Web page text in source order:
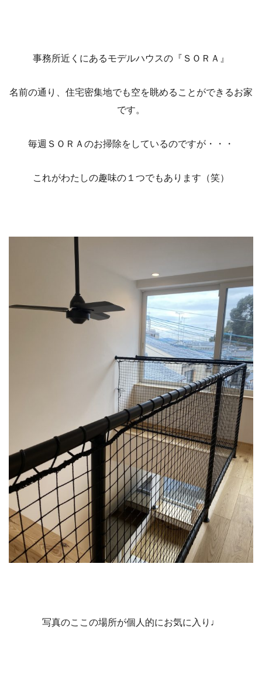
事務所近くにあるモデルハウスの『ＳＯＲＡ』
名前の通り、住宅密集地でも空を眺めることができるお家
です。
毎週ＳＯＲＡのお掃除をしているのですが・・・
これがわたしの趣味の１つでもあります（笑）
写真のここの場所が個人的にお気に入り♩